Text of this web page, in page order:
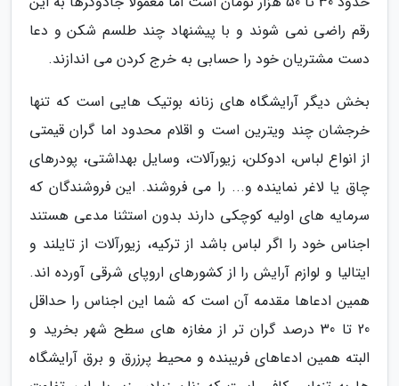
رقم راضی نمی شوند و با پیشنهاد چند طلسم شکن و دعا
دست مشتریان خود را حسابی به خرج کردن می اندازند.
بخش دیگر آرایشگاه های زنانه بوتیک هایی است که تنها
خرجشان چند ویترین است و اقلام محدود اما گران قیمتی
از انواع لباس، ادوکلن، زیورآلات، وسایل بهداشتی، پودرهای
چاق یا لاغر نماینده و... را می فروشند. این فروشندگان که
سرمایه های اولیه کوچکی دارند بدون استثنا مدعی هستند
اجناس خود را اگر لباس باشد از ترکیه، زیورآلات از تایلند و
ایتالیا و لوازم آرایش را از کشورهای اروپای شرقی آورده اند.
همین ادعاها مقدمه آن است که شما این اجناس را حداقل
20 تا 30 درصد گران تر از مغازه های سطح شهر بخرید و
البته همین ادعاهای فریبنده و محیط پرزرق و برق آرایشگاه